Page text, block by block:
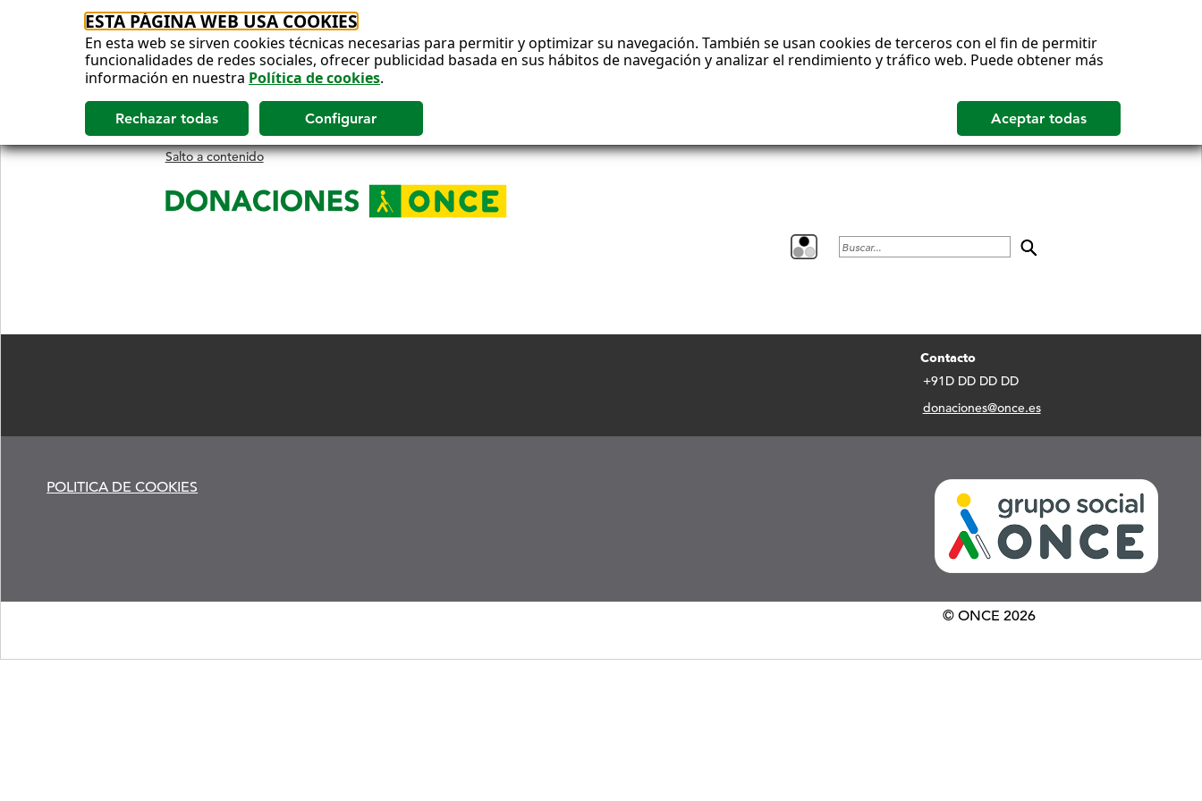
ESTA PÁGINA WEB USA COOKIES
En esta web se sirven cookies técnicas necesarias para permitir y optimizar su navegación. También se usan cookies de terceros con el fin de permitir
funcionalidades de redes sociales, ofrecer publicidad basada en sus hábitos de navegación y analizar el rendimiento y tráfico web. Puede obtener más
información en nuestra Política de cookies.
Salto a contenido
Buscar
Contacto
+91D DD DD DD
donaciones@once.es
POLITICA DE COOKIES
© ONCE2026